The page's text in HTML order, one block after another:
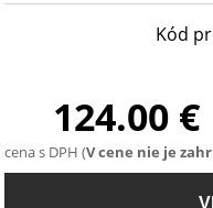
Kód
124.00 €
cena s DPH (V cene nie je